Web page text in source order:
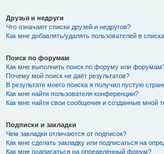
Друзья и недруги
Что означают списки друзей и недругов?
Как мне добавлять/удалять пользователей в
Поиск по форумам
Как мне выполнить поиск по форуму или
Почему мой поиск не даёт результатов?
В результате моего поиска я получил пустую
Как мне найти пользователя конференции?
Как мне найти свои сообщения и созданные мной
Подписки и закладки
Чем закладки отличаются от подписок?
Как мне сделать закладку или подписаться на
Как мне подписаться на определённый форум?